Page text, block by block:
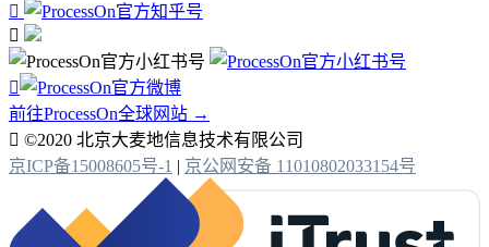



前往ProcessOn全球网站 →
 ©2020 北京大麦地信息技术有限公司
京ICP备15008605号-1 | 京公网安备 11010802033154号